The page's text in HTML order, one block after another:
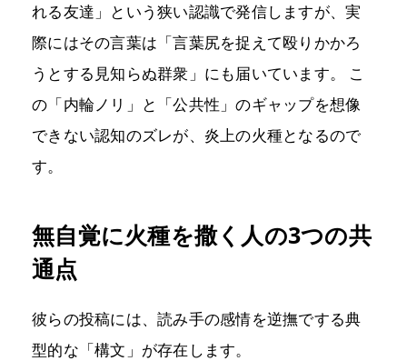
れる友達」という狭い認識で発信しますが、実
際にはその言葉は「言葉尻を捉えて殴りかかろ
うとする見知らぬ群衆」にも届いています。 こ
の「内輪ノリ」と「公共性」のギャップを想像
できない認知のズレが、炎上の火種となるので
す。
無自覚に火種を撒く人の3つの共
通点
彼らの投稿には、読み手の感情を逆撫でする典
型的な「構文」が存在します。